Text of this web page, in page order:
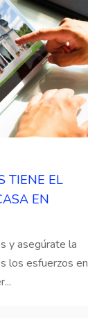
TIENE EL
EN
y asegúrate la
los esfuerzos en